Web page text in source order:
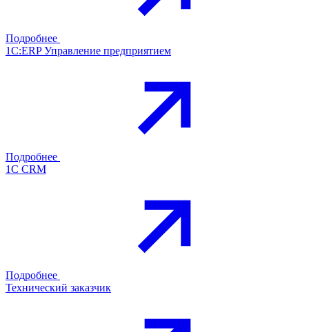
Подробнее
1С:ERP Управление предприятием
Подробнее
1С CRM
Подробнее
Технический заказчик